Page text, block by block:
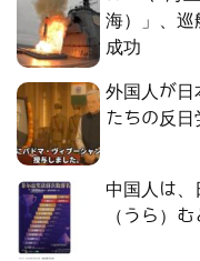
海）」、巡
成功
外国人が日
たちの反日
中国人は、
（うら）